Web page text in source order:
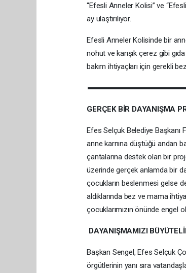
“Efesli Anneler Kolisi” ve
ay ulaştırılıyor.
Efesli Anneler Kolisinde bir
nohut ve karışık çerez gibi
bakım ihtiyaçları için gerekli
GERÇEK BİR DAYANIŞMA
Efes Selçuk Belediye Başkanı
anne karnına düştüğü andan
çantalarına destek olan bir
üzerinde gerçek anlamda bir
çocukların beslenmesi gelse
aldıklarında bez ve mama
çocuklarımızın önünde engel
DAYANIŞMAMIZI
Başkan Sengel, Efes Selçuk
örgütlerinin yanı sıra